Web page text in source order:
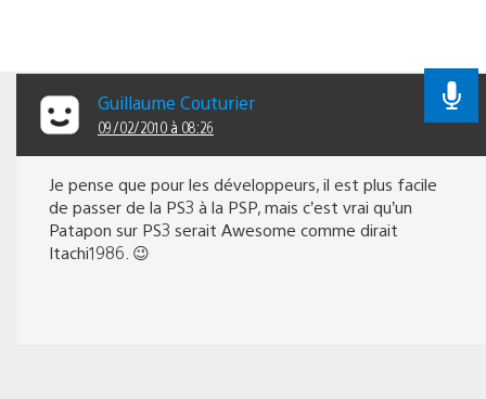
Guillaume Couturier
09/02/2010 à 08:26
Je pense que pour les développeurs, il est plus facile
de passer de la PS3 à la PSP, mais c’est vrai qu’un
Patapon sur PS3 serait Awesome comme dirait
Itachi1986. 😉